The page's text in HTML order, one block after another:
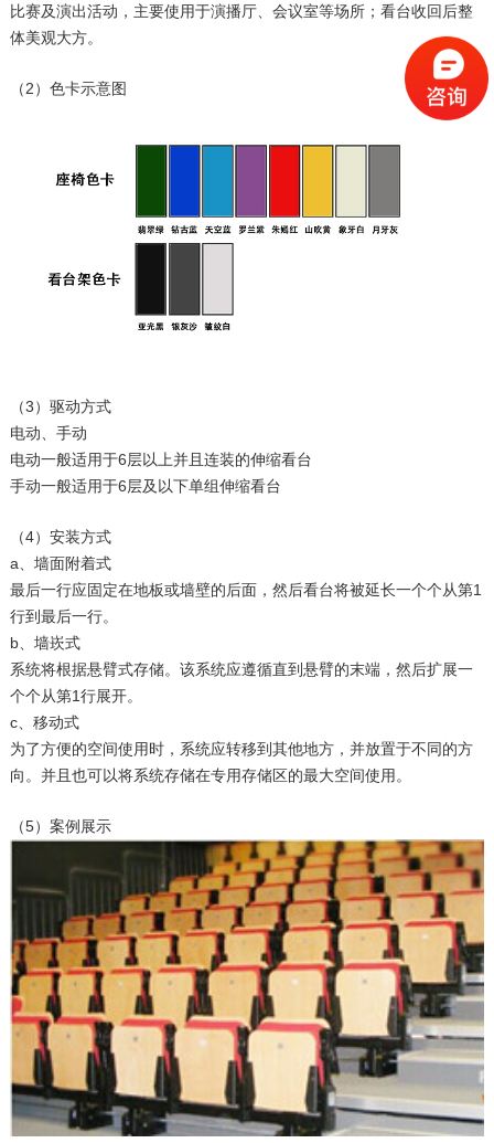
比赛及演出活动，主要使用于演播厅、会议室等场所；看台收回后整
体美观大方。
（2）色卡示意图
（3）驱动方式
电动、手动
电动一般适用于6层以上并且连装的伸缩看台
手动一般适用于6层及以下单组伸缩看台
（4）安装方式
a、墙面附着式
最后一行应固定在地板或墙壁的后面，然后看台将被延长一个个从第1
行到最后一行。
b、墙崁式
系统将根据悬臂式存储。该系统应遵循直到悬臂的末端，然后扩展一
个个从第1行展开。
c、移动式
为了方便的空间使用时，系统应转移到其他地方，并放置于不同的方
向。并且也可以将系统存储在专用存储区的最大空间使用。
（5）案例展示